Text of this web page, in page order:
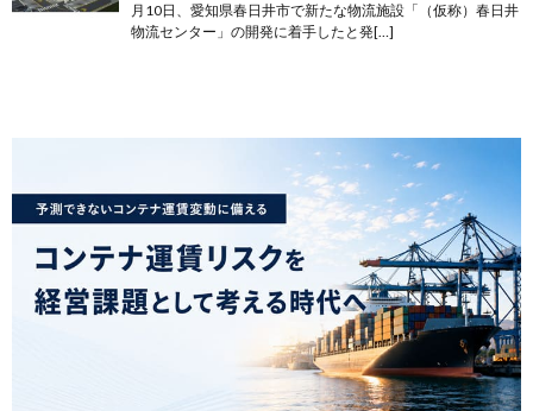
月10日、愛知県春日井市で新たな物流施設「（仮称）春日井
物流センター」の開発に着手したと発[…]